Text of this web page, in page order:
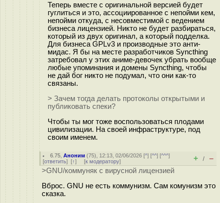
Теперь вместе с оригинальной версией будет
гуглиться и это, ассоциированное с непойми кем,
непойми откуда, с несовместимой с ведением
бизнеса лицензией. Никто не будет разбираться,
который из двух оригинал, а который подделка.
Для бизнеса GPLv3 и производные это анти-
мидас. Я бы на месте разработчиков Syncthing
затребовал у этих аниме-девочек убрать вообще
любые упоминания и домены Syncthing, чтобы
не дай бог никто не подумал, что они как-то
связаны.
> Зачем тогда делать протоколы открытыми и
публиковать спеки?
Чтобы ты мог тоже воспользоваться плодами
цивилизации. На своей инфраструктуре, под
своим именем.
6.75 ,Аноним (75), 12:13, 02/06/2026 [^] [^^] [^^^]
[ответить] [↑] [к модератору] + / –
>GNU/коммуняк с вирусной лицензией
Вброс. GNU не есть коммунизм. Сам комунизм это
сказка.